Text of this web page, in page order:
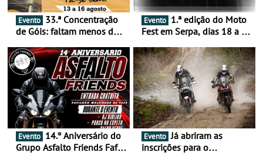
Evento
de Góis: faltam menos de
16 de agosto
Evento
Fest em Serpa, dias 18 a 20
duas rodas invade o Baixo
Alentejo
Evento
Grupo Asfalto Friends Fafe,
Evento Já abriram as
inscrições para o